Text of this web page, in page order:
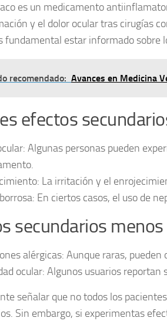
es un medicamento
y el dolor ocular tras cirugías
fundamental estar informado sobre
recomendado: Avances en Medicina
efectos
: Algunas personas pueden
: La irritación y el
: En ciertos casos, el uso de
secundarios
alérgicas: Aunque raras,
ocular: Algunos usuarios reportan
señalar que no todos los
Sin embargo, si experimentas